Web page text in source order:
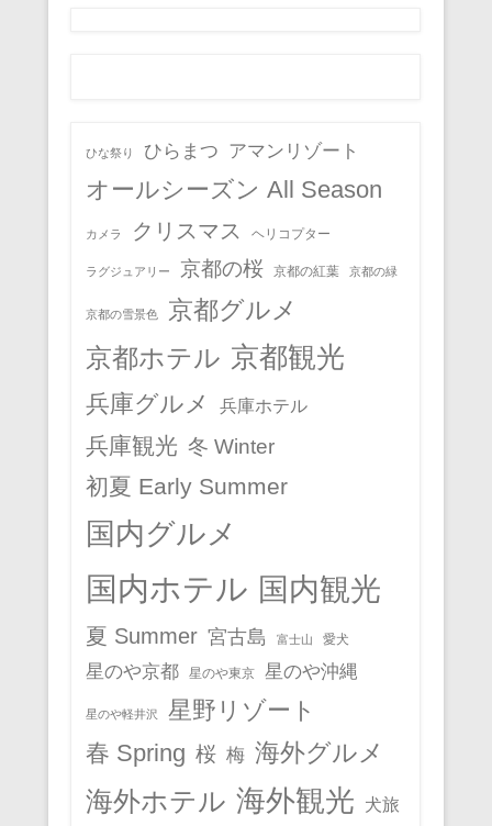
ひな祭り ひらまつ アマンリゾート
オールシーズン All Season
カメラ クリスマス ヘリコプター
ラグジュアリー 京都の桜 京都の紅葉 京都の緑
京都の雪景色 京都グルメ
京都ホテル 京都観光
兵庫グルメ 兵庫ホテル
兵庫観光 冬 Winter
初夏 Early Summer
国内グルメ
国内ホテル 国内観光
夏 Summer 宮古島 富士山 愛犬
星のや京都 星のや東京 星のや沖縄
星のや軽井沢
星野リゾート
春 Spring 桜 梅 海外グルメ
海外ホテル 海外観光 犬旅